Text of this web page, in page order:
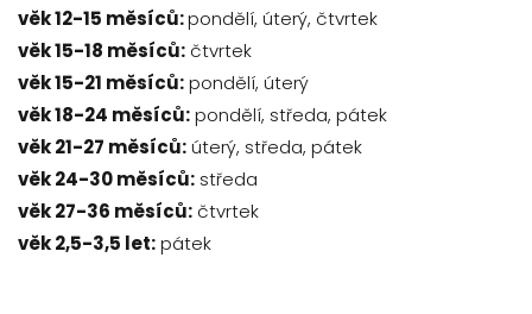
věk 12-15 měsíců:pondělí, úterý, čtvrtek
věk 15-18 měsíců: čtvrtek
věk 15-21 měsíců:pondělí, úterý
věk 18-24 měsíců:pondělí, středa, pátek
věk 21-27 měsíců:úterý, středa, pátek
věk 24-30 měsíců: středa
věk 27-36 měsíců: čtvrtek
věk 2,5-3,5 let:pátek